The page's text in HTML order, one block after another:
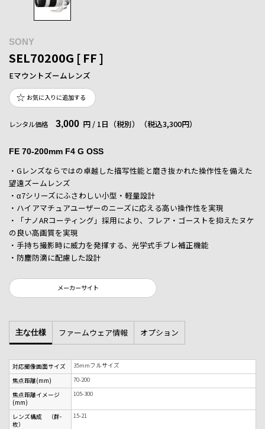
SONY
SEL70200G [ FF ]
Eマウントズームレンズ
お気に入りに追加する
レンタル価格 3,000 円 / 1日（税別） （税込3,300円）
FE 70-200mm F4 G OSS
・Gレンズならではの卓越した描写性能と磨き抜かれた操作性を備えた
望遠ズームレンズ
・α7シリーズにふさわしい小型・軽量設計
・ハイアマチュアユーザーのニーズに応える高い操作性を実現
・「ナノARコーティング」採用により、フレア・ゴーストを抑えたヌケ
の良い高画質を実現
・手持ち撮影時に威力を発揮する、光学式手ブレ補正機能
・防塵防滴に配慮した設計
メーカーサイト
主な仕様 ファームウェア情報 オプション
対応撮像画面サイズ
35mmフルサイズ
焦点距離(mm)
70-200
焦点距離イメージ
(mm)
105-300
レンズ構成 （群-
枚）
15-21